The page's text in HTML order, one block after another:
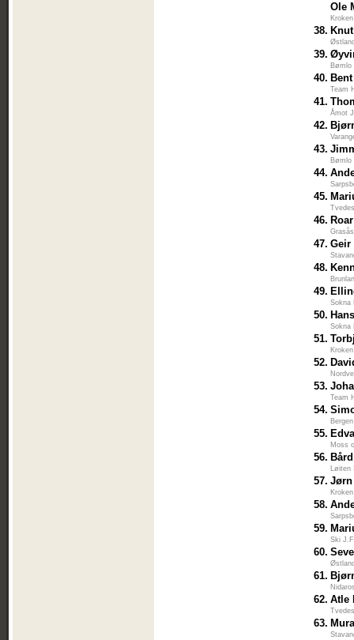
Ole
38.
39.
Bømlo
40.
Team
41.
Åmot
42.
43.
Bømlo
44.
45.
46.
47.
48.
49.
Sokna
50.
Sokna
51.
52.
53.
Team
54.
55.
Moss
56.
Løiten
57.
58.
59.
Ski
60.
61.
62. Atle
63.